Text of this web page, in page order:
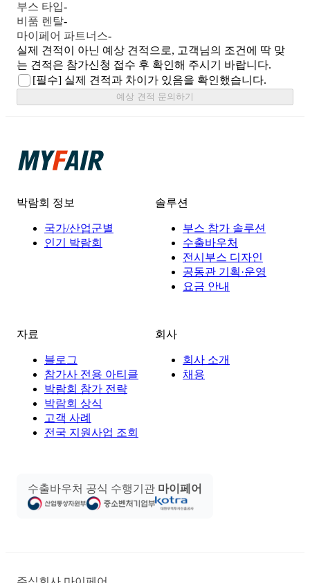
부스 타입-
비품 렌탈-
마이페어 파트너스-
실제 견적이 아닌 예상 견적으로, 고객님의 조건에 딱 맞
는 견적은 참가신청 접수 후 확인해 주시기 바랍니다.
[필수] 실제 견적과 차이가 있음을 확인했습니다.
예상 견적 문의하기
박람회 정보
국가/산업군별
인기 박람회
솔루션
부스 참가 솔루션
수출바우처
전시부스 디자인
공동관 기획·운영
요금 안내
자료
블로그
참가사 전용 아티클
박람회 참가 전략
박람회 상식
고객 사례
전국 지원사업 조회
회사
회사 소개
채용
수출바우처 공식 수행기관 마이페어